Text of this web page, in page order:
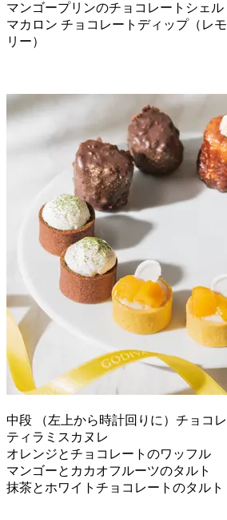
マンゴープリンのチョコレートシェル
マカロン チョコレートディップ（レ
リー）
中段 （左上から時計回りに）チョコ
ティラミスカヌレ
オレンジとチョコレートのワッフル
マンゴーとカカオフルーツのタルト
抹茶とホワイトチョコレートのタルト